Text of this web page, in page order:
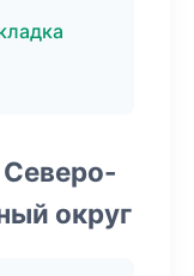
Северо-
округ